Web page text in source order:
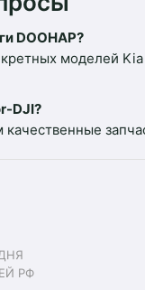
DOOHAP?
моделей
DJI?
РФ